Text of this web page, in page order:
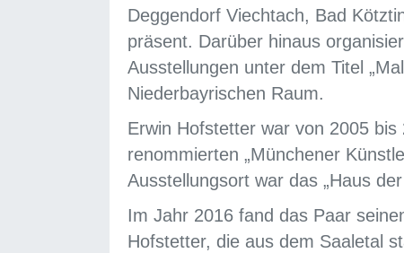
Deggendorf Viechtach, Bad
präsent. Darüber hinaus
Ausstellungen unter dem Titel
Niederbayrischen Raum.
Erwin Hofstetter war von 2005
renommierten „Münchener
Ausstellungsort war das „Haus
Im Jahr 2016 fand das Paar
Hofstetter, die aus dem Saaletal